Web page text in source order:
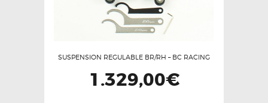
SUSPENSION REGULABLE BR/RH – BC RACING
1.329,00€